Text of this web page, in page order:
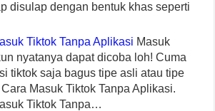
disulap dengan bentuk khas seperti
Tiktok Tanpa Aplikasi Masuk
nyatanya dapat dicoba loh! Cuma
tiktok saja bagus tipe asli atau tipe
Masuk Tiktok Tanpa Aplikasi.
Tiktok Tanpa…